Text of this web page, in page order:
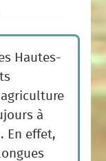
Hautes-
à
En effet,